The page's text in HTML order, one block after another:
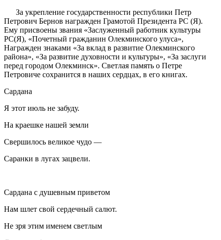
За укрепление государственности республики Петр
Петрович Бернов награжден Грамотой Президента РС (Я).
Ему присвоены звания «Заслуженный работник культуры
РС(Я), «Почетный гражданин Олекминского улуса»,
Награжден знаками «За вклад в развитие Олекминского
района», «За развитие духовности и культуры», «За заслуги
перед городом Олекминск». Светлая память о Петре
Петровиче сохранится в наших сердцах, в его книгах.
Сардана
Я этот июль не забуду.
На краешке нашей земли
Свершилось великое чудо —
Саранки в лугах зацвели.
Сардана с душевным приветом
Нам шлет свой сердечный салют.
Не зря этим именем светлым